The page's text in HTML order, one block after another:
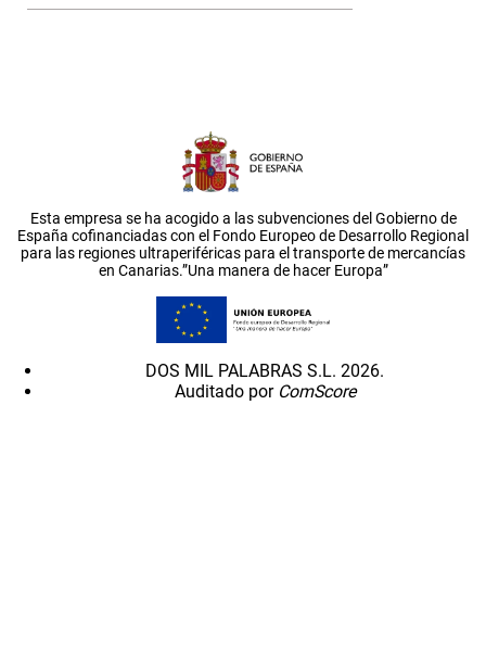
Esta empresa se ha acogido a las subvenciones del Gobierno de
España cofinanciadas con el Fondo Europeo de Desarrollo Regional
para las regiones ultraperiféricas para el transporte de mercancías
en Canarias.”Una manera de hacer Europa”
DOS MIL PALABRAS S.L. 2026.
Auditado por ComScore